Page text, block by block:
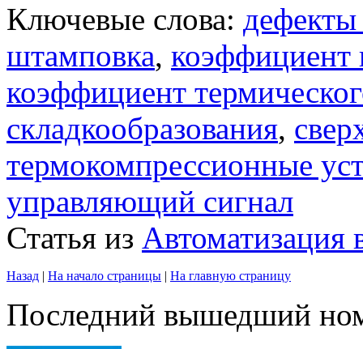
Ключевые слова:
штамповка, коэффициент
коэффициент
складкообразования,
термокомпрессионные
управляющий сигнал
Статья из
Назад | На начало страницы | На главную страницу
Последний вышедший